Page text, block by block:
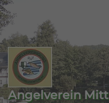
Angelverein